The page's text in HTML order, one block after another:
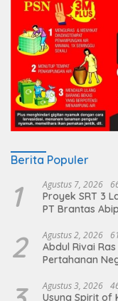
Berita Populer
1 Agustus 7, 2026
Proyek SRT 3
PT Brantas
2 Agustus 2, 2026
Abdul Rivai
Pertahanan
Agustus 3, 2026
Usung Spirit of